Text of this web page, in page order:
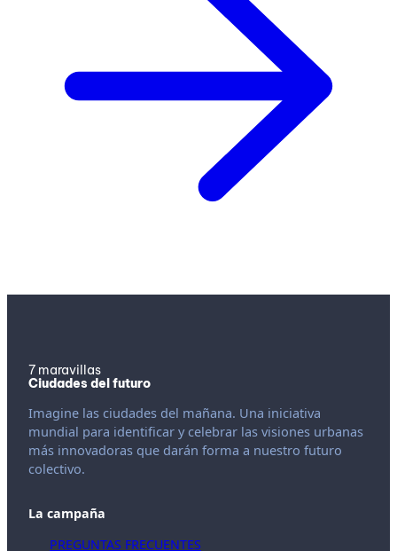
7 maravillas
Ciudades del futuro
Imagine las ciudades del mañana. Una iniciativa
mundial para identificar y celebrar las visiones urbanas
más innovadoras que darán forma a nuestro futuro
colectivo.
La campaña
PREGUNTAS FRECUENTES